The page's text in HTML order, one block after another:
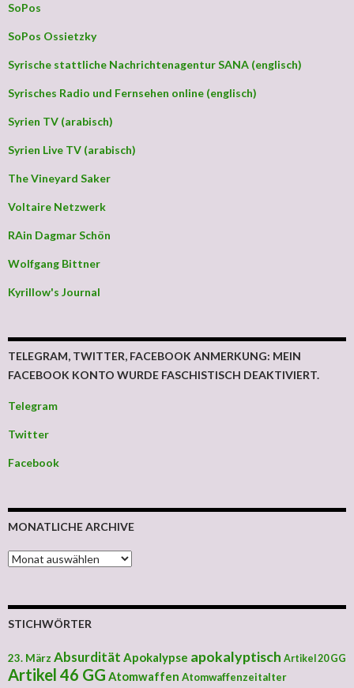
SoPos
SoPos Ossietzky
Syrische stattliche Nachrichtenagentur SANA (englisch)
Syrisches Radio und Fernsehen online (englisch)
Syrien TV (arabisch)
Syrien Live TV (arabisch)
The Vineyard Saker
Voltaire Netzwerk
RAin Dagmar Schön
Wolfgang Bittner
Kyrillow's Journal
TELEGRAM, TWITTER, FACEBOOK ANMERKUNG: MEIN
FACEBOOK KONTO WURDE FASCHISTISCH DEAKTIVIERT.
Telegram
Twitter
Facebook
MONATLICHE ARCHIVE
MONATLICHE ARCHIVE
STICHWÖRTER
23. März Absurdität Apokalypse apokalyptisch Artikel 20 GG
Artikel 46 GG Atomwaffen Atomwaffenzeitalter